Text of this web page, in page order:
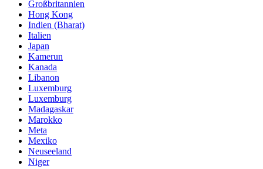
Großbritannien
Hong Kong
Indien (Bharat)
Italien
Japan
Kamerun
Kanada
Libanon
Luxemburg
Luxemburg
Madagaskar
Marokko
Meta
Mexiko
Neuseeland
Niger